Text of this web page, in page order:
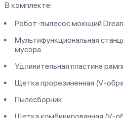
В комплекте:
Робот-пылесос моющий
Мультифункциональная
мусора
Удлинительная пластина
Щетка прорезиненная (V-
Пылесборник